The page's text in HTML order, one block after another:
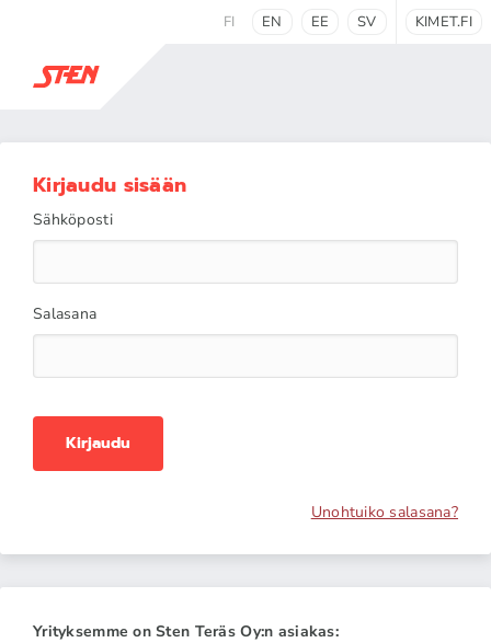
FI EN EE SV KIMET.FI
Kirjaudu sisään
Sähköposti
Salasana
Kirjaudu
Unohtuiko salasana?
Yrityksemme on Sten Teräs Oy:n asiakas: